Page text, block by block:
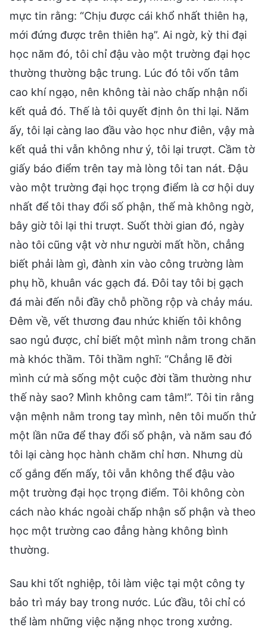
mực tin rằng: “Chịu được cái khổ nhất thiên hạ,
mới đứng được trên thiên hạ”. Ai ngờ, kỳ thi đại
học năm đó, tôi chỉ đậu vào một trường đại học
thường thường bậc trung. Lúc đó tôi vốn tâm
cao khí ngạo, nên không tài nào chấp nhận nổi
kết quả đó. Thế là tôi quyết định ôn thi lại. Năm
ấy, tôi lại càng lao đầu vào học như điên, vậy mà
kết quả thi vẫn không như ý, tôi lại trượt. Cầm tờ
giấy báo điểm trên tay mà lòng tôi tan nát. Đậu
vào một trường đại học trọng điểm là cơ hội duy
nhất để tôi thay đổi số phận, thế mà không ngờ,
bây giờ tôi lại thi trượt. Suốt thời gian đó, ngày
nào tôi cũng vật vờ như người mất hồn, chẳng
biết phải làm gì, đành xin vào công trường làm
phụ hồ, khuân vác gạch đá. Đôi tay tôi bị gạch
đá mài đến nỗi đầy chỗ phồng rộp và chảy máu.
Đêm về, vết thương đau nhức khiến tôi không
sao ngủ được, chỉ biết một mình nằm trong chăn
mà khóc thầm. Tôi thầm nghĩ: “Chẳng lẽ đời
mình cứ mà sống một cuộc đời tầm thường như
thế này sao? Mình không cam tâm!”. Tôi tin rằng
vận mệnh nằm trong tay mình, nên tôi muốn thử
một lần nữa để thay đổi số phận, và năm sau đó
tôi lại càng học hành chăm chỉ hơn. Nhưng dù
cố gắng đến mấy, tôi vẫn không thể đậu vào
một trường đại học trọng điểm. Tôi không còn
cách nào khác ngoài chấp nhận số phận và theo
học một trường cao đẳng hàng không bình
thường.
Sau khi tốt nghiệp, tôi làm việc tại một công ty
bảo trì máy bay trong nước. Lúc đầu, tôi chỉ có
thể làm những việc nặng nhọc trong xưởng.